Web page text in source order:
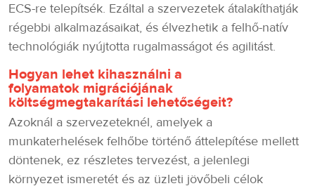
ECS-re telepítsék. Ezáltal a szervezetek átalakíthatják
régebbi alkalmazásaikat, és élvezhetik a felhő-natív
technológiák nyújtotta rugalmasságot és agilitást.
Hogyan lehet kihasználni a
folyamatok migrációjának
költségmegtakarítási lehetőségeit?
Azoknál a szervezeteknél, amelyek a
munkaterhelések felhőbe történő áttelepítése mellett
döntenek, ez részletes tervezést, a jelenlegi
környezet ismeretét és az üzleti jövőbeli célok